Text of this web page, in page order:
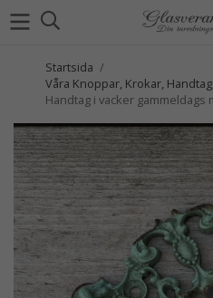
Startsida /
Våra Knoppar, Krokar,
Handtag i vacker gammeldags